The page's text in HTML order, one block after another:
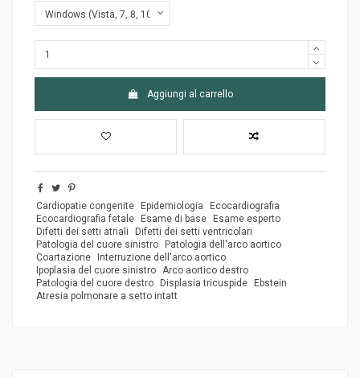
Aggiungi al carrello
Cardiopatie congenite Epidemiologia
Ecocardiografia
Ecocardiografia fetale
Esame di base
Esame esperto
Difetti dei setti atriali
Difetti dei setti ventricolari
Patologia del cuore sinistro
Patologia dell'arco aortico
Coartazione
Interruzione dell'arco aortico
Ipoplasia del cuore sinistro Arco aortico destro
Patologia del cuore destro
Displasia tricuspide
Ebstein
Atresia polmonare a setto intatt